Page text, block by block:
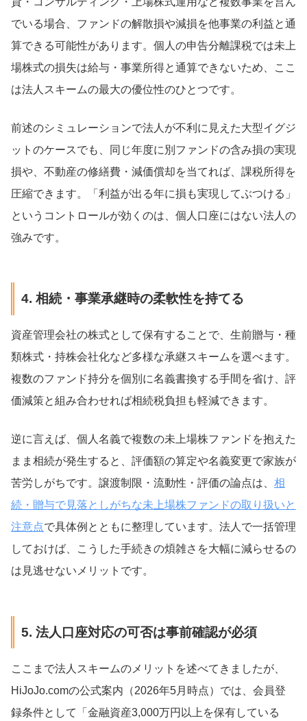
でいる場合、ファンドの解散損や減損を他事業の利益と通
算できる可能性があります。個人の申告分離課税では未上
場株式の損失は給与・事業所得と通算できないため、ここ
は法人スキームの最大の優位性のひとつです。
前述のシミュレーションで法人が不利に見えた大型イグジ
ットのケースでも、同じ年度に別ファンドの含み損の実現
損や、不動産の修繕費・減価償却を当てれば、課税所得を
圧縮できます。「利益が出る年に損も実現してぶつける」
というコントロールが効くのは、個人口座にはない法人の
強みです。
4. 相続・事業承継時の柔軟性を持てる
資産管理会社の株式として保有することで、生前贈与・種
類株式・持株会社化など多様な承継スキームを選べます。
複数のファンド持分を個別に名義書換する手間を省け、評
価減策と組み合わせれば相続税負担も軽減できます。
逆に言えば、個人名義で複数の未上場株ファンドを抱えた
まま相続が発生すると、評価額の算定や名義変更で家族が
苦労しがちです。譲渡制限・流動性・評価の論点は、 相
続・贈与で見落としがちな未上場株ファンドの取り扱いと
注意点で具体例とともに整理しています。法人で一括管理
しておけば、こうした手続きの煩雑さを大幅に減らせるの
は見逃せないメリットです。
5. 法人口座対応の可否は事前確認が必須
ここまで法人スキームのメリットを述べてきましたが、
HiJoJo.comの公式案内（2026年5月時点）では、会員登
録条件として「金融資産3,000万円以上を保有している